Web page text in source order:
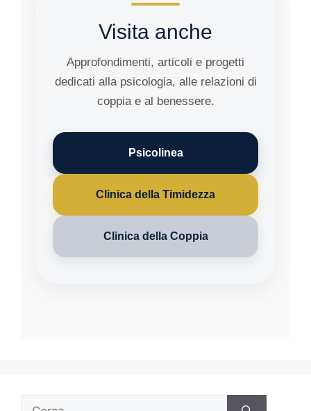
Visita anche
Approfondimenti, articoli e progetti
dedicati alla psicologia, alle relazioni di
coppia e al benessere.
Psicolinea
Clinica della Timidezza
Clinica della Coppia